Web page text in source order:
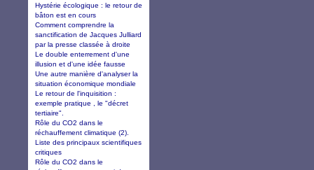
Hystérie écologique : le retour de
bâton est en cours
Comment comprendre la
sanctification de Jacques Julliard
par la presse classée à droite
Le double enterrement d'une
illusion et d'une idée fausse
Une autre manière d'analyser la
situation économique mondiale
Le retour de l'inquisition :
exemple pratique , le "décret
tertiaire".
Rôle du CO2 dans le
réchauffement climatique (2).
Liste des principaux scientifiques
critiques
Rôle du CO2 dans le